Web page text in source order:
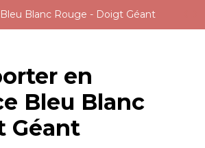
Blanc Rouge - Doigt Géant
en
Bleu Blanc
Géant